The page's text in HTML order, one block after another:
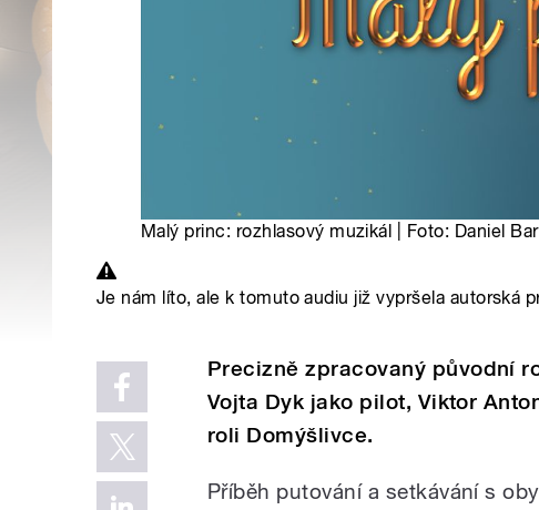
Malý princ: rozhlasový muzikál | Foto: Daniel
Je nám líto, ale k tomuto audiu již vypršela autorská
Precizně zpracovaný původní
Vojta Dyk jako pilot, Viktor
roli Domýšlivce.
Příběh putování a setkávání s